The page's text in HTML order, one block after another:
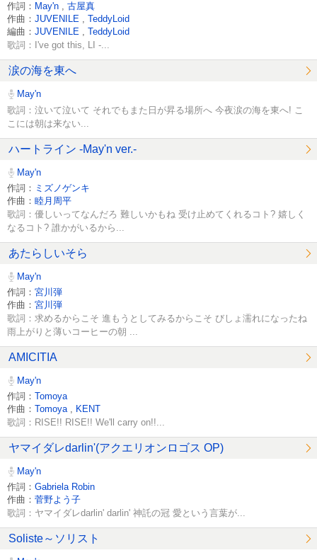
作詞： May'n
古屋真
作曲： JUVENILE
TeddyLoid
編曲： JUVENILE TeddyLoid
歌詞：I've got this, LI -...
涙の海を東へ
May'n
歌詞：泣いて泣いて それでもまた日が昇る場所へ 今夜涙の海を東へ! こ
こには朝は来ない...
ハートライン -May'n ver.-
May'n
作詞： ミズノゲンキ
作曲： 睦月周平
歌詞：優しいってなんだろ 難しいかもね 受け止めてくれるコト? 嬉しく
なるコト? 誰かがいるから...
あたらしいそら
May'n
作詞： 宮川弾
作曲： 宮川弾
歌詞：求めるからこそ 進もうとしてみるからこそ びしょ濡れになったね
雨上がりと薄いコーヒーの朝 ...
AMICITIA
May'n
作詞： Tomoya
作曲： Tomoya KENT
歌詞：RISE!! RISE!! We'll carry on!!...
ヤマイダレdarlin'(アクエリオンロゴス OP)
May'n
作詞： Gabriela Robin
作曲： 菅野よう子
歌詞：ヤマイダレdarlin' darlin' 神託の冠 愛という言葉が...
Soliste～ソリスト